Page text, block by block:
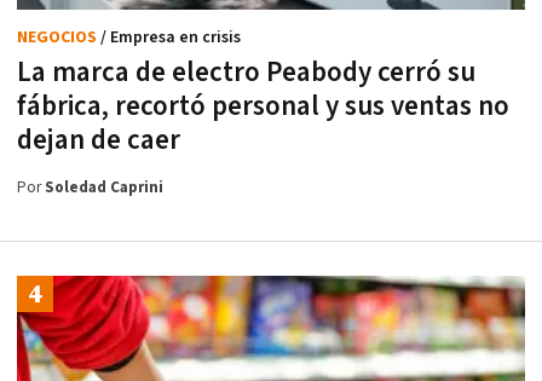
La marca de electro Peabody cerró su
fábrica, recortó personal y sus ventas no
dejan de caer
NEGOCIOS / Empresa en crisis
PorSoledad Caprini